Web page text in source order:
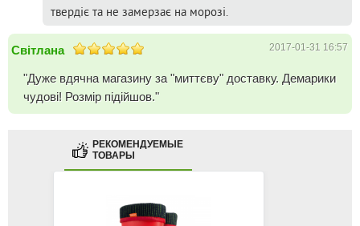
твердіє та не замерзає на морозі.
Світлана 2017-01-31 16:57
"Дуже вдячна магазину за "миттєву" доставку. Демарики
чудові! Розмір підійшов."
РЕКОМЕНДУЕМЫЕ
ТОВАРЫ